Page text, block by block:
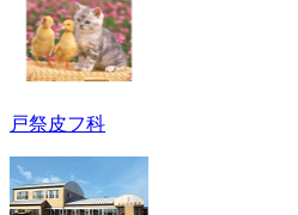
戸祭皮フ科